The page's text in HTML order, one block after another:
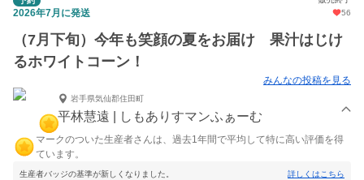
2026年7月に発送 56
（7月下旬）今年も笑顔の夏をお届け 果汁はじけ
るホワイトコーン！
みんなの投稿を見る
岩手県気仙郡住田町
平林慧遠 | しもありすマンふぁーむ
マークのついた生産者さんは、過去1年間で平均して特に高い評価を得
ています。
生産者バッジの基準が新しくなりました。 詳しくはこちら